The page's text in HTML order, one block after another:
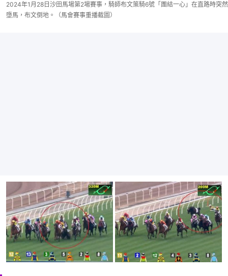
2024年1月28日沙田馬場第2場賽事，騎師布文策騎6號「團結一心」在直路時突然
墮馬，布文倒地。（馬會賽事重播截圖）